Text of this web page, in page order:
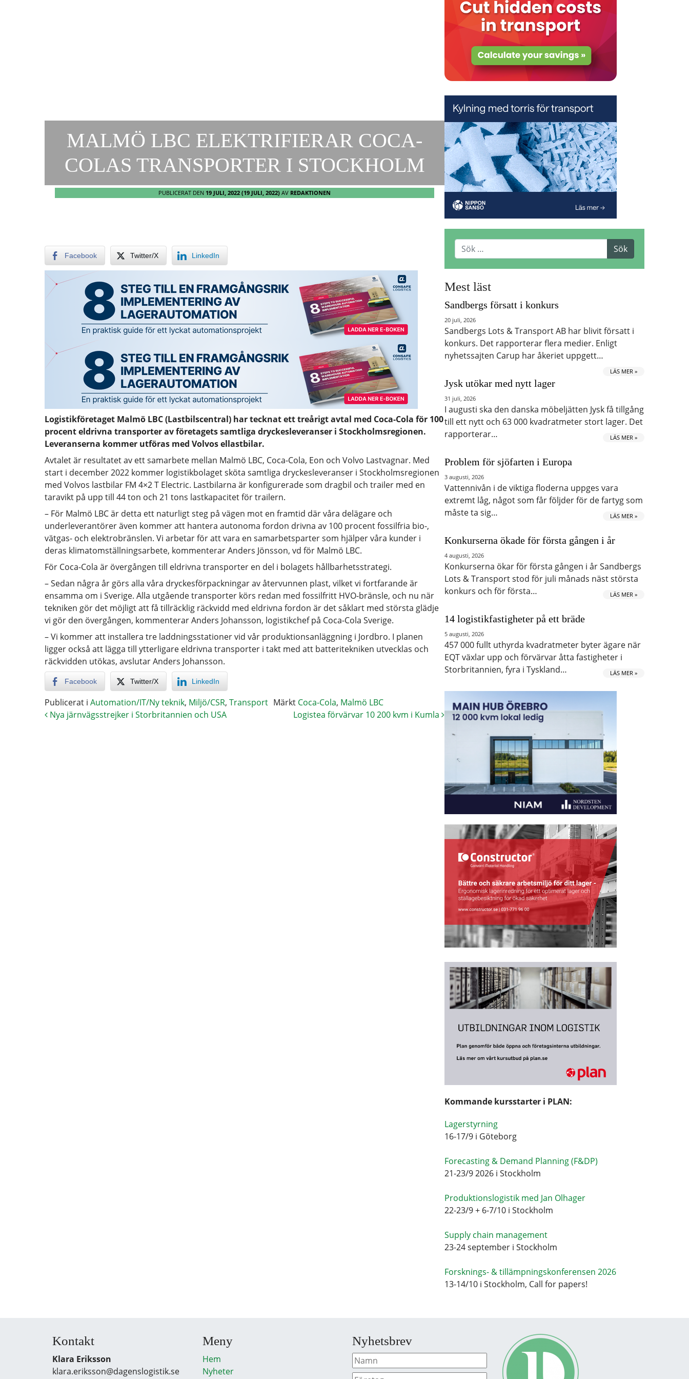
MALMÖ LBC ELEKTRIFIERAR COCA-
COLAS TRANSPORTER I STOCKHOLM
PUBLICERAT DEN 19 JULI, 2022 (19 JULI, 2022) AV REDAKTIONEN
Facebook Twitter/X LinkedIn
Logistikföretaget Malmö LBC (Lastbilscentral) har tecknat ett treårigt avtal med Coca-Cola för 100
procent eldrivna transporter av företagets samtliga dryckesleveranser i Stockholmsregionen.
Leveranserna kommer utföras med Volvos ellastbilar.
Avtalet är resultatet av ett samarbete mellan Malmö LBC, Coca-Cola, Eon och Volvo Lastvagnar. Med
start i december 2022 kommer logistikbolaget sköta samtliga dryckesleveranser i Stockholmsregionen
med Volvos lastbilar FM 4×2 T Electric. Lastbilarna är konfigurerade som dragbil och trailer med en
taravikt på upp till 44 ton och 21 tons lastkapacitet för trailern.
– För Malmö LBC är detta ett naturligt steg på vägen mot en framtid där våra delägare och
underleverantörer även kommer att hantera autonoma fordon drivna av 100 procent fossilfria bio-,
vätgas- och elektrobränslen. Vi arbetar för att vara en samarbetsparter som hjälper våra kunder i
deras klimatomställningsarbete, kommenterar Anders Jönsson, vd för Malmö LBC.
För Coca-Cola är övergången till eldrivna transporter en del i bolagets hållbarhetsstrategi.
– Sedan några år görs alla våra dryckesförpackningar av återvunnen plast, vilket vi fortfarande är
ensamma om i Sverige. Alla utgående transporter körs redan med fossilfritt HVO-bränsle, och nu när
tekniken gör det möjligt att få tillräcklig räckvidd med eldrivna fordon är det såklart med största glädje
vi gör den övergången, kommenterar Anders Johansson, logistikchef på Coca-Cola Sverige.
– Vi kommer att installera tre laddningsstationer vid vår produktionsanläggning i Jordbro. I planen
ligger också att lägga till ytterligare eldrivna transporter i takt med att batteritekniken utvecklas och
räckvidden utökas, avslutar Anders Johansson.
Facebook Twitter/X LinkedIn
Publicerat i Automation/IT/Ny teknik, Miljö/CSR, Transport Märkt Coca-Cola, Malmö LBC
Nya järnvägsstrejker i Storbritannien och USA
Logistea förvärvar 10 200 kvm i Kumla
Mest läst
Sandbergs försatt i konkurs
20 juli, 2026
Sandbergs Lots & Transport AB har blivit försatt i
konkurs. Det rapporterar flera medier. Enligt
nyhetssajten Carup har åkeriet uppgett…
LÄS MER »
Jysk utökar med nytt lager
31 juli, 2026
I augusti ska den danska möbeljätten Jysk få tillgång
till ett nytt och 63 000 kvadratmeter stort lager. Det
rapporterar…
LÄS MER »
Problem för sjöfarten i Europa
3 augusti, 2026
Vattennivån i de viktiga floderna uppges vara
extremt låg, något som får följder för de fartyg som
måste ta sig…
LÄS MER »
Konkurserna ökade för första gången i år
4 augusti, 2026
Konkurserna ökar för första gången i år Sandbergs
Lots & Transport stod för juli månads näst största
konkurs och för första…
LÄS MER »
14 logistikfastigheter på ett bräde
5 augusti, 2026
457 000 fullt uthyrda kvadratmeter byter ägare när
EQT växlar upp och förvärvar åtta fastigheter i
Storbritannien, fyra i Tyskland…
LÄS MER »
Kommande kursstarter i PLAN:
Lagerstyrning
16-17/9 i Göteborg
Forecasting & Demand Planning (F&DP)
21-23/9 2026 i Stockholm
Produktionslogistik med Jan Olhager
22-23/9 + 6-7/10 i Stockholm
Supply chain management
23-24 september i Stockholm
Forsknings- & tillämpningskonferensen 2026
13-14/10 i Stockholm, Call for papers!
Kontakt
Klara Eriksson
klara.eriksson@dagenslogistik.se
Meny
Hem
Nyheter
Nyhetsbrev